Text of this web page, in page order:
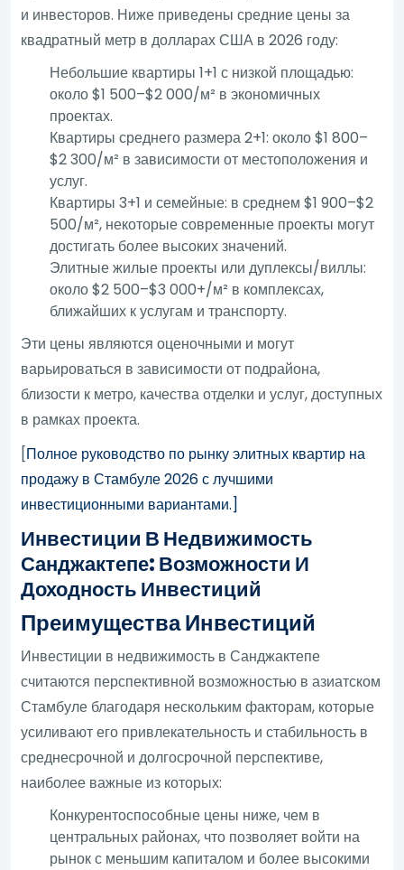
и инвесторов. Ниже приведены средние цены за
квадратный метр в долларах США в 2026 году:
Небольшие квартиры 1+1 с низкой площадью:
около $1 500–$2 000/м² в экономичных
проектах.
Квартиры среднего размера 2+1: около $1 800–
$2 300/м² в зависимости от местоположения и
услуг.
Квартиры 3+1 и семейные: в среднем $1 900–$2
500/м², некоторые современные проекты могут
достигать более высоких значений.
Элитные жилые проекты или дуплексы/виллы:
около $2 500–$3 000+/м² в комплексах,
ближайших к услугам и транспорту.
Эти цены являются оценочными и могут
варьироваться в зависимости от подрайона,
близости к метро, качества отделки и услуг, доступных
в рамках проекта.
[Полное руководство по рынку элитных квартир на
продажу в Стамбуле 2026 с лучшими
инвестиционными вариантами.]
Инвестиции В Недвижимость
Санджактепе: Возможности И
Доходность Инвестиций
Преимущества Инвестиций
Инвестиции в недвижимость в Санджактепе
считаются перспективной возможностью в азиатском
Стамбуле благодаря нескольким факторам, которые
усиливают его привлекательность и стабильность в
среднесрочной и долгосрочной перспективе,
наиболее важные из которых:
Конкурентоспособные цены ниже, чем в
центральных районах, что позволяет войти на
рынок с меньшим капиталом и более высокими